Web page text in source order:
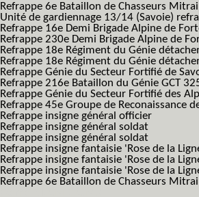
Refrappe 6e Bataillon de Chasseurs
Unité de gardiennage 13/14 (Savoie)
Refrappe 16e Demi Brigade Alpine de
Refrappe 230e Demi Brigade Alpine de
Refrappe 18e Régiment du Génie
Refrappe 18e Régiment du Génie
Refrappe Génie du Secteur Fortifié de
Refrappe 216e Bataillon du Génie GCT
Refrappe Génie du Secteur Fortifié des
Refrappe 45e Groupe de Reconaissance
Refrappe insigne général officier
Refrappe insigne général soldat
Refrappe insigne général soldat
Refrappe insigne fantaisie 'Rose de la
Refrappe insigne fantaisie 'Rose de la
Refrappe insigne fantaisie 'Rose de la
Refrappe 6e Bataillon de Chasseurs